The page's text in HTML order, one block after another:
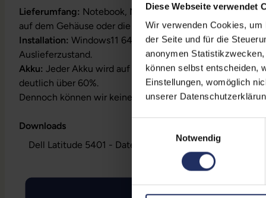
Diese Webseite verwendet
Wir verwenden Cookies,
der Seite und für die
anonymen
können selbst entscheiden,
Einstellungen, womöglich
unserer
Notwendig
Lieferumfang: Notebook, Netzteil, Akku,
auf dem Gehäuse oder die Lizenz ist bereits digital
Installation: Windows11 64Bit vorinstalliert inklusive
Auslieferzustand.
Akku: Jeder Akku wird auf Funktion geprüft. Die Akku-
deutlich über 60%.
Dennoch können wir keine Garantieleistungen auf
Downloads
Dell Latitude 5401 - Datenblatt (pdf)